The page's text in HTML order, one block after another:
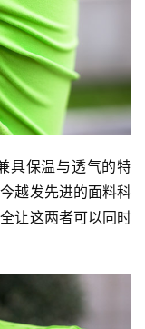
具保温与透气的特
越发先进的面料科
让这两者可以同时